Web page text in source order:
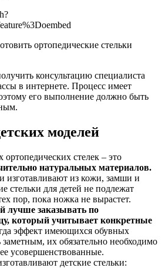
ортопедические стельки
консультацию специалиста
в интернете. Процесс имеет
его выполнение должно быть
моделей
стелек – это
натуральных материалов.
изготавливают из кожи, замши и
стельки для детей не подлежат
пор, пока ножка не вырастет.
лучше заказывать по
который учитывает конкретные
эффект имеющихся обувных
заметным, их обязательно необходимо
усовершенствованные.
детские стельки: